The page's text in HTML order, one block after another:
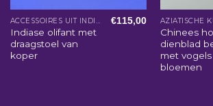
ACCESSOIRES UIT INDIA
Indiase olifant met
draagstoel van
koper
€115,00
Chinees
dienblad
met
bloemen